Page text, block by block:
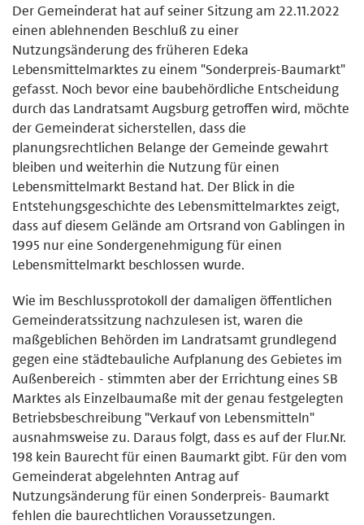
Der Gemeinderat hat auf seiner Sitzung am 22.11.2022
einen ablehnenden Beschluß zu einer
Nutzungsänderung des früheren Edeka
Lebensmittelmarktes zu einem "Sonderpreis-Baumarkt"
gefasst. Noch bevor eine baubehördliche Entscheidung
durch das Landratsamt Augsburg getroffen wird, möchte
der Gemeinderat sicherstellen, dass die
planungsrechtlichen Belange der Gemeinde gewahrt
bleiben und weiterhin die Nutzung für einen
Lebensmittelmarkt Bestand hat. Der Blick in die
Entstehungsgeschichte des Lebensmittelmarktes zeigt,
dass auf diesem Gelände am Ortsrand von Gablingen in
1995 nur eine Sondergenehmigung für einen
Lebensmittelmarkt beschlossen wurde.
Wie im Beschlussprotokoll der damaligen öffentlichen
Gemeinderatssitzung nachzulesen ist, waren die
maßgeblichen Behörden im Landratsamt grundlegend
gegen eine städtebauliche Aufplanung des Gebietes im
Außenbereich - stimmten aber der Errichtung eines SB
Marktes als Einzelbaumaße mit der genau festgelegten
Betriebsbeschreibung "Verkauf von Lebensmitteln"
ausnahmsweise zu. Daraus folgt, dass es auf der Flur.Nr.
198 kein Baurecht für einen Baumarkt gibt. Für den vom
Gemeinderat abgelehnten Antrag auf
Nutzungsänderung für einen Sonderpreis- Baumarkt
fehlen die baurechtlichen Voraussetzungen.